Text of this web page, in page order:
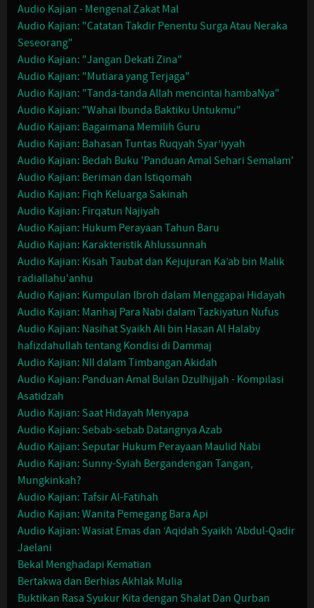
Audio Kajian - Mengenal Zakat Mal
Audio Kajian: "Catatan Takdir Penentu Surga Atau Neraka
Seseorang"
Audio Kajian: "Jangan Dekati Zina"
Audio Kajian: "Mutiara yang Terjaga"
Audio Kajian: "Tanda-tanda Allah mencintai hambaNya"
Audio Kajian: "Wahai Ibunda Baktiku Untukmu"
Audio Kajian: Bagaimana Memilih Guru
Audio Kajian: Bahasan Tuntas Ruqyah Syar’iyyah
Audio Kajian: Bedah Buku 'Panduan Amal Sehari Semalam'
Audio Kajian: Beriman dan Istiqomah
Audio Kajian: Fiqh Keluarga Sakinah
Audio Kajian: Firqatun Najiyah
Audio Kajian: Hukum Perayaan Tahun Baru
Audio Kajian: Karakteristik Ahlussunnah
Audio Kajian: Kisah Taubat dan Kejujuran Ka’ab bin Malik
radiallahu'anhu
Audio Kajian: Kumpulan Ibroh dalam Menggapai Hidayah
Audio Kajian: Manhaj Para Nabi dalam Tazkiyatun Nufus
Audio Kajian: Nasihat Syaikh Ali bin Hasan Al Halaby
hafizdahullah tentang Kondisi di Dammaj
Audio Kajian: NII dalam Timbangan Akidah
Audio Kajian: Panduan Amal Bulan Dzulhijjah - Kompilasi
Asatidzah
Audio Kajian: Saat Hidayah Menyapa
Audio Kajian: Sebab-sebab Datangnya Azab
Audio Kajian: Seputar Hukum Perayaan Maulid Nabi
Audio Kajian: Sunny-Syiah Bergandengan Tangan,
Mungkinkah?
Audio Kajian: Tafsir Al-Fatihah
Audio Kajian: Wanita Pemegang Bara Api
Audio Kajian: Wasiat Emas dan ‘Aqidah Syaikh ‘Abdul-Qadir
Jaelani
Bekal Menghadapi Kematian
Bertakwa dan Berhias Akhlak Mulia
Buktikan Rasa Syukur Kita dengan Shalat Dan Qurban